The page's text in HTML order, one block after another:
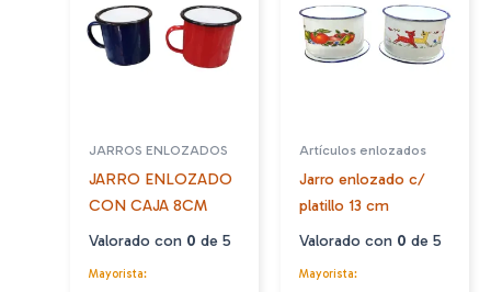
JARROS ENLOZADOS
JARRO ENLOZADO
CON CAJA 8CM
Valorado con 0 de 5
Mayorista:
Artículos enlozados
Jarro enlozado c/
platillo 13 cm
Valorado con 0 de 5
Mayorista: